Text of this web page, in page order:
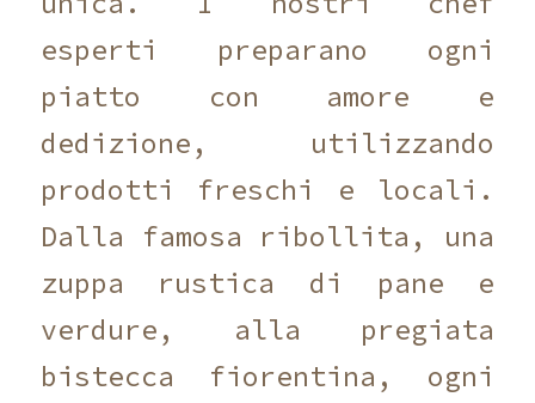
esperti preparano ogni
piatto con amore e
dedizione, utilizzando
prodotti freschi e locali.
Dalla famosa ribollita, una
zuppa rustica di pane e
verdure, alla pregiata
bistecca fiorentina, ogni